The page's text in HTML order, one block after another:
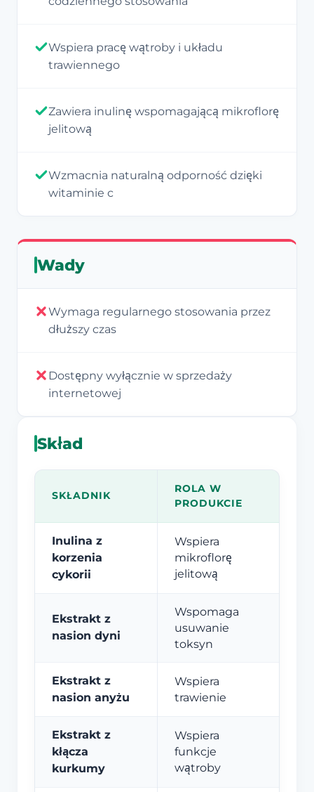
Wspiera pracę wątroby i układu
trawiennego
Zawiera inulinę wspomagającą mikroflorę
jelitową
Wzmacnia naturalną odporność dzięki
witaminie c
Wady
Wymaga regularnego stosowania przez
dłuższy czas
Dostępny wyłącznie w sprzedaży
internetowej
Skład
SKŁADNIK
ROLA W
PRODUKCIE
Inulina z
korzenia
cykorii
Wspiera
mikroflorę
jelitową
Ekstrakt z
nasion dyni
Wspomaga
usuwanie
toksyn
Ekstrakt z
nasion anyżu
Wspiera
trawienie
Ekstrakt z
kłącza
kurkumy
Wspiera
funkcje
wątroby